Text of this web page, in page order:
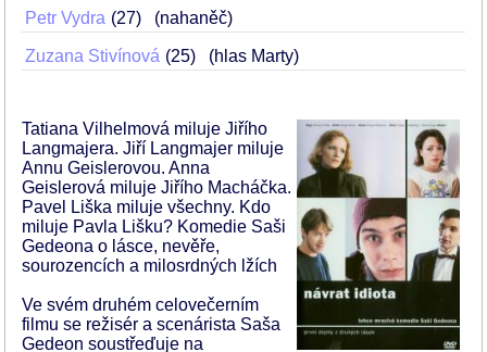
Petr Vydra 27 (nahaněč)
Zuzana Stivínová 25 (hlas Marty)
Tatiana Vilhelmová miluje Jiřího
Langmajera. Jiří Langmajer miluje
Annu Geislerovou. Anna
Geislerová miluje Jiřího Macháčka.
Pavel Liška miluje všechny. Kdo
miluje Pavla Lišku? Komedie Saši
Gedeona o lásce, nevěře,
sourozencích a milosrdných lžích
Ve svém druhém celovečerním
filmu se režisér a scenárista Saša
Gedeon soustřeďuje na